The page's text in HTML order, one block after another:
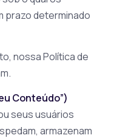
prazo determinado
nossa Política de
Conteúdo”)
seus usuários
armazenam